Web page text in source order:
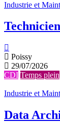
Industrie et
Poissy
29/07/2026
CDI Temps plein
Industrie et
Data